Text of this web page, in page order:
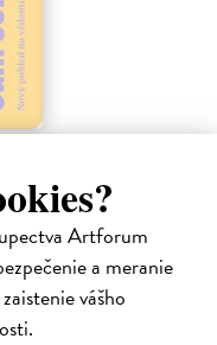
Artforum
a meranie
vášho
V mozku každého z
naše vědomé